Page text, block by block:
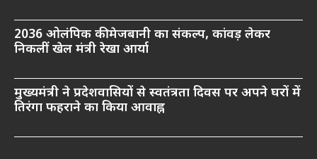
2036 ओलंपिक की मेजबानी का संकल्प, कांवड़ लेकर
निकलीं खेल मंत्री रेखा आर्या
मुख्यमंत्री ने प्रदेशवासियों से स्वतंत्रता दिवस पर अपने घरों में
तिरंगा फहराने का किया आवाह्न